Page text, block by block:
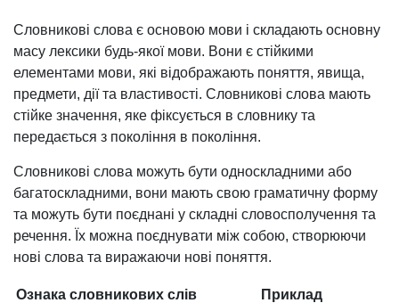
Словникові слова є основою мови і складають основну
масу лексики будь-якої мови. Вони є стійкими
елементами мови, які відображають поняття, явища,
предмети, дії та властивості. Словникові слова мають
стійке значення, яке фіксується в словнику та
передається з покоління в покоління.
Словникові слова можуть бути односкладними або
багатоскладними, вони мають свою граматичну форму
та можуть бути поєднані у складні словосполучення та
речення. Їх можна поєднувати між собою, створюючи
нові слова та виражаючи нові поняття.
Ознака словникових слів
Приклад